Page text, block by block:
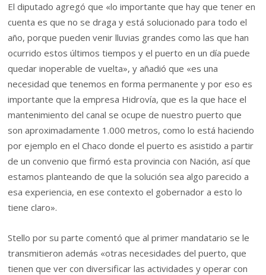
El diputado agregó que «lo importante que hay que tener en
cuenta es que no se draga y está solucionado para todo el
año, porque pueden venir lluvias grandes como las que han
ocurrido estos últimos tiempos y el puerto en un día puede
quedar inoperable de vuelta», y añadió que «es una
necesidad que tenemos en forma permanente y por eso es
importante que la empresa Hidrovía, que es la que hace el
mantenimiento del canal se ocupe de nuestro puerto que
son aproximadamente 1.000 metros, como lo está haciendo
por ejemplo en el Chaco donde el puerto es asistido a partir
de un convenio que firmó esta provincia con Nación, así que
estamos planteando de que la solución sea algo parecido a
esa experiencia, en ese contexto el gobernador a esto lo
tiene claro».
Stello por su parte comentó que al primer mandatario se le
transmitieron además «otras necesidades del puerto, que
tienen que ver con diversificar las actividades y operar con